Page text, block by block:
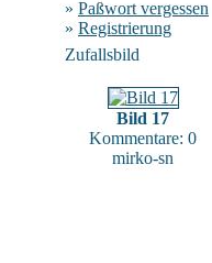
» Paßwort vergessen
» Registrierung
Zufallsbild
Bild 17
Kommentare: 0
mirko-sn